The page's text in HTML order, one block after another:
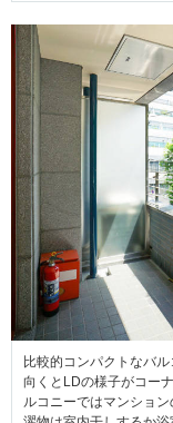
比較的コンパクトなバ
向くとLDの様子がコー
ルコニーではマンショ